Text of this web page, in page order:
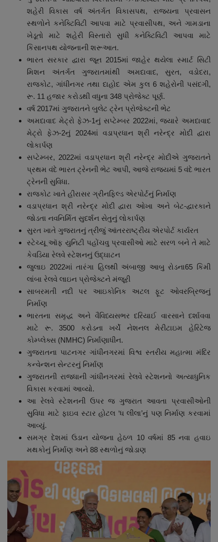
શહેરી વિકાસ વર્ષ અંતર્ગત વિકાસપથ, રાજ્યના પ્રવાસન
સ્થળોને કનેક્ટિવિટી આપવા માટે પ્રવાસીપથ, અને ગામડાના
ખેડૂતો માટે શહેરી વિસ્તારો સુધી કનેક્ટિવિટી આપવા માટે
કિસાનપથ યોજનાની શરૂઆત.
ભારત સરકાર દ્વારા જૂન 2015માં જાહેર થયેલા સ્માર્ટ સિટી
મિશન અંતર્ગત ગુજરાતમાંથી અમદાવાદ, સુરત, વડોદરા,
રાજકોટ, ગાંધીનગર તથા દાહોદ એમ કુલ 6 શહેરોની પસંદગી,
રૂ. 11 હજાર કરોડથી વધુના 348 પ્રોજેક્ટ પૂર્ણ.
વર્ષ 2017માં ગુજરાતને બુલેટ ટ્રેન પ્રોજેક્ટની ભેટ
અમદાવાદ મેટ્રો ફેઝ-1નું સપ્ટેમ્બર 2022માં, જ્યારે અમદાવાદ
મેટ્રો ફેઝ-2નું 2024માં વડાપ્રધાન શ્રી નરેન્દ્ર મોદી દ્વારા
લોકાર્પણ
સપ્ટેમ્બર, 2022માં વડાપ્રધાન શ્રી નરેન્દ્ર મોદીએ ગુજરાતને
પ્રથમ વંદે ભારત ટ્રેનની ભેટ આપી, આજે રાજ્યમાં 5 વંદે ભારત
ટ્રેનની સુવિધા.
રાજકોટ ખાતે હીરાસર ગ્રીનફિલ્ડ એરપોર્ટનું નિર્માણ
વડાપ્રધાન શ્રી નરેન્દ્ર મોદી દ્વારા ઓખા અને બેટ-દ્વારકાને
જોડતા નવનિર્મિત સુદર્શન સેતુનું લોકાર્પણ
સુરત ખાતે ગુજરાતનું ત્રીજું આંતરરાષ્ટ્રીય એરપોર્ટ કાર્યરત
સ્ટેચ્યૂ ઑફ યુનિટી પહોંચવુ પ્રવાસીઓ માટે સરળ બને તે માટે
કેવડિયા રેલવે સ્ટેશનનું ઉદ્ઘાટન
જુલાઇ 2022માં તારંગા હિલથી અંબાજી આબુ રોડના65 કિમી
લાંબા રેલવે લાઇન પ્રોજેક્ટને મંજૂરી
સાબરમતી નદી પર આઇકોનિક અટલ ફૂટ ઓવરબ્રિજનું
નિર્માણ
ભારતના સમૃદ્ધ અને વૈવિધ્યસભર દરિયાઈ વારસાને દર્શાવવા
માટે રૂ. 3500 કરોડના ખર્ચે નેશનલ મેરીટાઇમ હેરિટેજ
કોમ્પ્લેક્સ (NMHC) નિર્માણાધીન.
ગુજરાતના પાટનગર ગાંધીનગરમાં વિશ્વ સ્તરીય મહાત્મા મંદિર
કન્વેન્શન સેન્ટરનું નિર્માણ
ગુજરાતની રાજધાની ગાંધીનગરમાં રેલવે સ્ટેશનનો અત્યાધુનિક
વિકાસ કરવામાં આવ્યો.
આ રેલવે સ્ટેશનની ઉપર જ ગુજરાત આવતા પ્રવાસીઓની
સુવિધા માટે ફાઇવ સ્ટાર હોટલ ‘ધ લીલા’નું પણ નિર્માણ કરવામાં
આવ્યું.
સમગ્ર દેશમાં ઉડાન યોજના હેઠળ 10 વર્ષમાં 85 નવા હવાઇ
મથકોનું નિર્માણ અને 88 સ્થળોનું જોડાણ